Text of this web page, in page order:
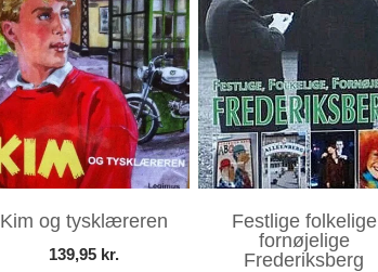
Kim og tysklæreren
139,95 kr.
Festlige folkelige
fornøjelige
Frederiksberg